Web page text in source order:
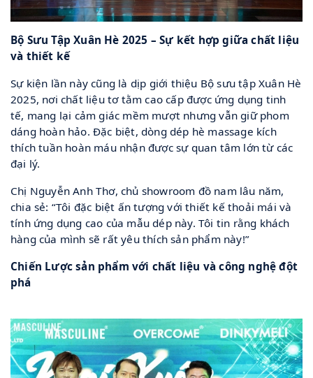
Bộ Sưu Tập Xuân Hè 2025 – Sự kết hợp giữa chất liệu
và thiết kế
Sự kiện lần này cũng là dịp giới thiệu Bộ sưu tập Xuân Hè
2025, nơi chất liệu tơ tằm cao cấp được ứng dụng tinh
tế, mang lại cảm giác mềm mượt nhưng vẫn giữ phom
dáng hoàn hảo. Đặc biệt, dòng dép hè massage kích
thích tuần hoàn máu nhận được sự quan tâm lớn từ các
đại lý.
Chị Nguyễn Anh Thơ, chủ showroom đồ nam lâu năm,
chia sẻ: “Tôi đặc biệt ấn tượng với thiết kế thoải mái và
tính ứng dụng cao của mẫu dép này. Tôi tin rằng khách
hàng của mình sẽ rất yêu thích sản phẩm này!”
Chiến Lược sản phẩm với chất liệu và công nghệ đột
phá